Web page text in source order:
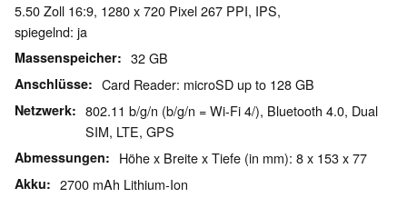
5.50 Zoll 16:9, 1280 x 720 Pixel 267 PPI, IPS,
spiegelnd: ja
Massenspeicher 32 GB
Anschlüsse Card Reader: microSD up to 128 GB
Netzwerk
802.11 b/g/n (b/g/n = Wi-Fi 4/), Bluetooth 4.0, Dual
SIM, LTE, GPS
Abmessungen Höhe x Breite x Tiefe (in mm): 8 x 153 x 77
Akku 2700 mAh Lithium-Ion